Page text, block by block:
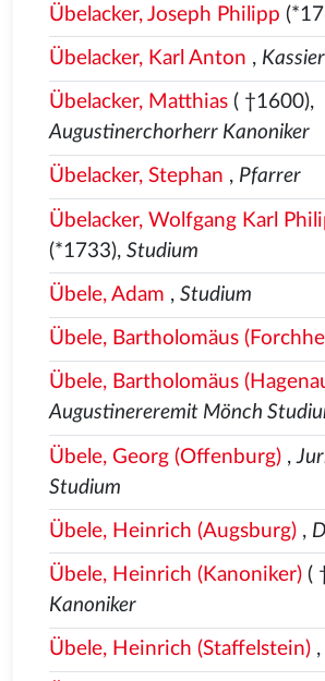
Übelacker, Joseph Philipp
Übelacker, Karl Anton ,
Übelacker, Matthias( †1600),
Augustinerchorherr Kanoniker
Übelacker, Stephan , Pfarrer
Übelacker, Wolfgang Karl
(*1733), Studium
Übele, Adam , Studium
Übele, Bartholomäus
Übele, Bartholomäus
Augustinereremit Mönch
Übele, Georg (Offenburg),
Studium
Übele, Heinrich (Augsburg),
Übele, Heinrich (Kanoniker)(
Kanoniker
Übele, Heinrich (Staffelstein),